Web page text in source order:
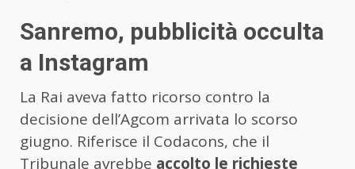
Sanremo, pubblicità occulta
a Instagram
La Rai aveva fatto ricorso contro la
decisione dell’Agcom arrivata lo scorso
giugno. Riferisce il Codacons, che il
Tribunale avrebbe accolto le richieste